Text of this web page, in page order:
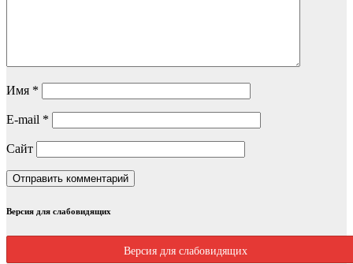
Имя *
E-mail *
Сайт
Версия для слабовидящих
Версия для слабовидящих